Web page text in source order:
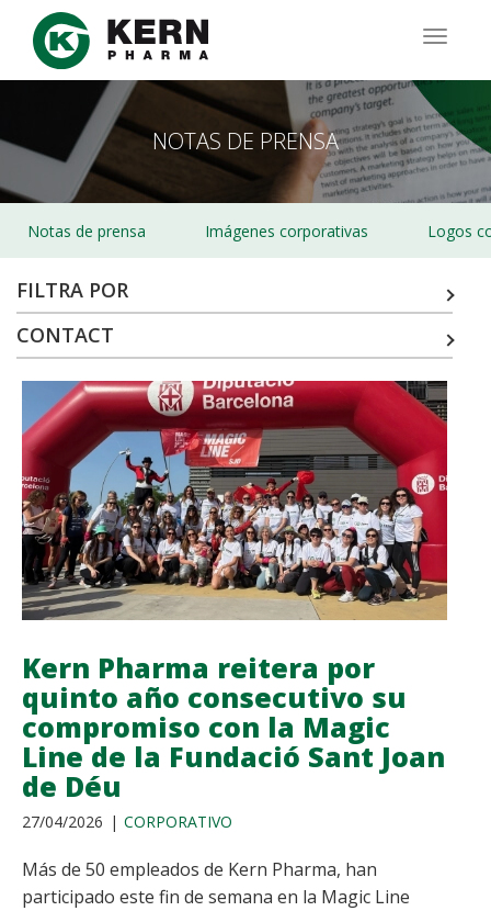
Pasar
contenido
NOTAS DE PRENSA
Notas de prensa Imágenes corporativas Logos
FILTRA POR
CONTACT
Kern Pharma reitera por
quinto año consecutivo su
compromiso con la Magic
Line de la Fundació Sant Joan
de Déu
27/04/2026 CORPORATIVO
Más de 50 empleados de Kern Pharma, han
participado este fin de semana en la Magic Line